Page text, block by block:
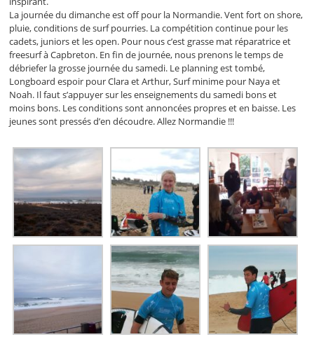
La journée du dimanche est off pour la Normandie. Vent fort on shore,
pluie, conditions de surf pourries. La compétition continue pour les
cadets, juniors et les open. Pour nous c’est grasse mat réparatrice et
freesurf à Capbreton. En fin de journée, nous prenons le temps de
débriefer la grosse journée du samedi. Le planning est tombé,
Longboard espoir pour Clara et Arthur, Surf minime pour Naya et
Noah. Il faut s’appuyer sur les enseignements du samedi bons et
moins bons. Les conditions sont annoncées propres et en baisse. Les
jeunes sont pressés d’en découdre. Allez Normandie !!!